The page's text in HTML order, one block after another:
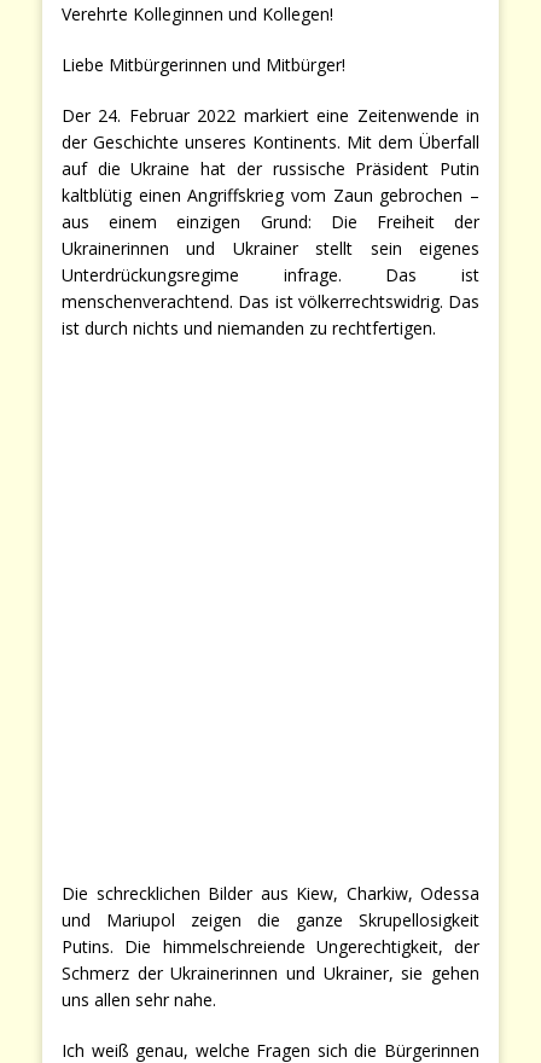
Verehrte Kolleginnen und Kollegen!
Liebe Mitbürgerinnen und Mitbürger!
Der 24. Februar 2022 markiert eine Zeitenwende in
der Geschichte unseres Kontinents. Mit dem Überfall
auf die Ukraine hat der russische Präsident Putin
kaltblütig einen Angriffskrieg vom Zaun gebrochen –
aus einem einzigen Grund: Die Freiheit der
Ukrainerinnen und Ukrainer stellt sein eigenes
Unterdrückungsregime infrage. Das ist
menschenverachtend. Das ist völkerrechtswidrig. Das
ist durch nichts und niemanden zu rechtfertigen.
Die schrecklichen Bilder aus Kiew, Charkiw, Odessa
und Mariupol zeigen die ganze Skrupellosigkeit
Putins. Die himmelschreiende Ungerechtigkeit, der
Schmerz der Ukrainerinnen und Ukrainer, sie gehen
uns allen sehr nahe.
Ich weiß genau, welche Fragen sich die Bürgerinnen